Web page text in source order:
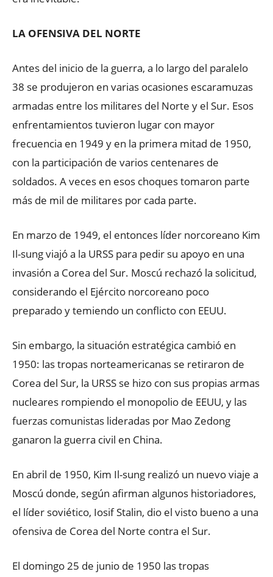
LA OFENSIVA DEL NORTE
Antes del inicio de la guerra, a lo largo del paralelo
38 se produjeron en varias ocasiones escaramuzas
armadas entre los militares del Norte y el Sur. Esos
enfrentamientos tuvieron lugar con mayor
frecuencia en 1949 y en la primera mitad de 1950,
con la participación de varios centenares de
soldados. A veces en esos choques tomaron parte
más de mil de militares por cada parte.
En marzo de 1949, el entonces líder norcoreano Kim
Il-sung viajó a la URSS para pedir su apoyo en una
invasión a Corea del Sur. Moscú rechazó la solicitud,
considerando el Ejército norcoreano poco
preparado y temiendo un conflicto con EEUU.
Sin embargo, la situación estratégica cambió en
1950: las tropas norteamericanas se retiraron de
Corea del Sur, la URSS se hizo con sus propias armas
nucleares rompiendo el monopolio de EEUU, y las
fuerzas comunistas lideradas por Mao Zedong
ganaron la guerra civil en China.
En abril de 1950, Kim Il-sung realizó un nuevo viaje a
Moscú donde, según afirman algunos historiadores,
el líder soviético, Iosif Stalin, dio el visto bueno a una
ofensiva de Corea del Norte contra el Sur.
El domingo 25 de junio de 1950 las tropas